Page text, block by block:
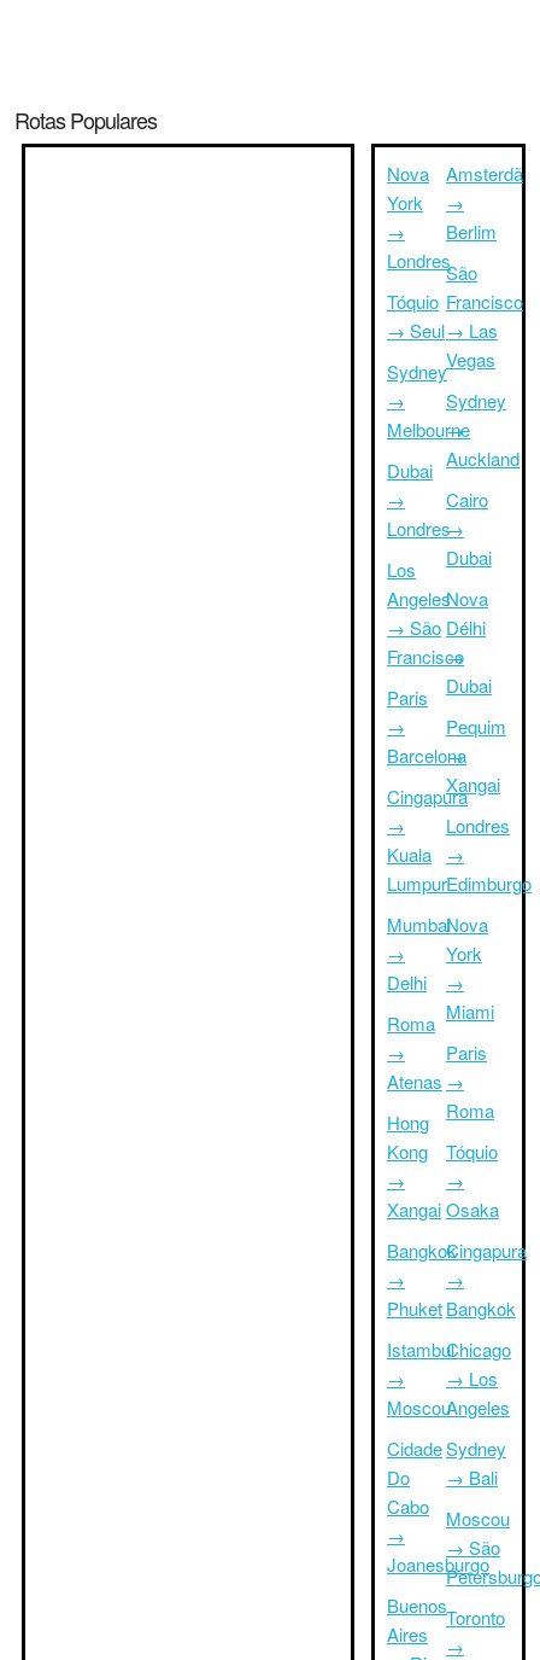
Rotas Populares
Nova
York
→
Londres
Tóquio
→ Seul
Sydney
→
Melbourne
Dubai
→
Londres
Los
Angeles
→ São
Francisco
Paris
→
Barcelona
Cingapura
→
Kuala
Lumpur
Mumbai
→
Delhi
Roma
→
Atenas
Hong
Kong
→
Xangai
Bangkok
→
Phuket
Istambul
→
Moscou
Cidade
Do
Cabo
→
Joanesburgo
Buenos
Aires
Amsterdã
→
Berlim
São
Francisco
→ Las
Vegas
Sydney
→
Auckland
Cairo
→
Dubai
Nova
Délhi
→
Dubai
Pequim
→
Xangai
Londres
→
Edimburgo
Nova
York
→
Miami
Paris
→
Roma
Tóquio
→
Osaka
Cingapura
→
Bangkok
Chicago
→ Los
Angeles
Sydney
→ Bali
Moscou
→ São
Toronto
→